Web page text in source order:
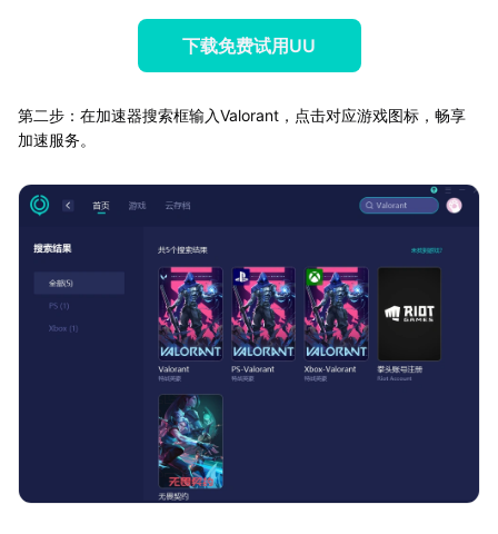
下载免费试用UU
第二步：在加速器搜索框输入Valorant，点击对应游戏图标，畅享
加速服务。